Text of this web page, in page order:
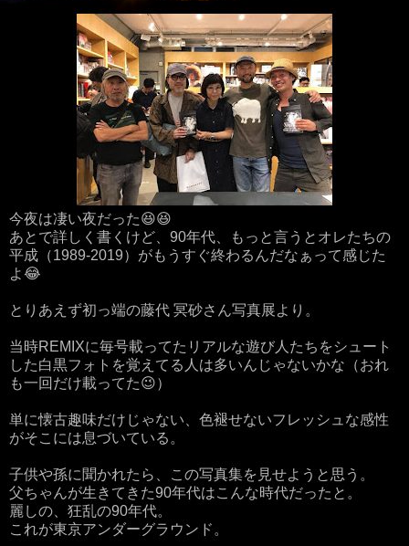
今夜は凄い夜だった😆😆
あとで詳しく書くけど、90年代、もっと言うとオレたちの
平成（1989-2019）がもうすぐ終わるんだなぁって感じた
よ😂
とりあえず初っ端の藤代 冥砂さん写真展より。
当時REMIXに毎号載ってたリアルな遊び人たちをシュート
した白黒フォトを覚えてる人は多いんじゃないかな（おれ
も一回だけ載ってた😉）
単に懐古趣味だけじゃない、色褪せないフレッシュな感性
がそこには息づいている。
子供や孫に聞かれたら、この写真集を見せようと思う。
父ちゃんが生きてきた90年代はこんな時代だったと。
麗しの、狂乱の90年代。
これが東京アンダーグラウンド。